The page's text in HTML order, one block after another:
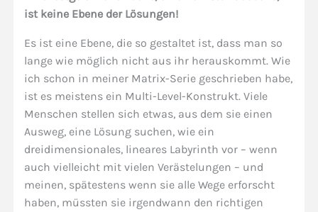
ist keine Ebene der Lösungen!
Es ist eine Ebene, die so gestaltet ist, dass man so
lange wie möglich nicht aus ihr herauskommt. Wie
ich schon in meiner Matrix-Serie geschrieben habe,
ist es meistens ein Multi-Level-Konstrukt. Viele
Menschen stellen sich etwas, aus dem sie einen
Ausweg, eine Lösung suchen, wie ein
dreidimensionales, lineares Labyrinth vor – wenn
auch vielleicht mit vielen Verästelungen – und
meinen, spätestens wenn sie alle Wege erforscht
haben, müssten sie irgendwann den richtigen